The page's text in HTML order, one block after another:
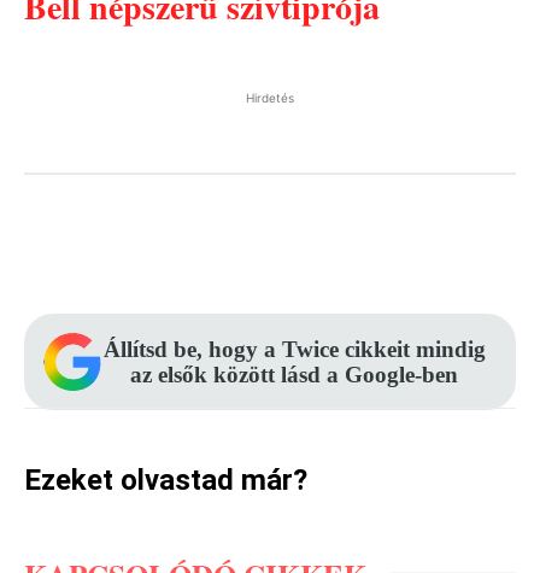
Hirdetés
Állítsd be, hogy a Twice cikkeit mindig
az elsők között lásd a Google-ben
Ezeket olvastad már?